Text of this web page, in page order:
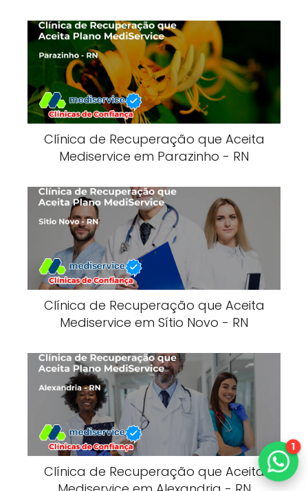
Clínica de Recuperação que Aceita
Mediservice em Parazinho - RN
Clínica de Recuperação que Aceita
Mediservice em Sítio Novo - RN
Clínica de Recuperação que Aceita
1